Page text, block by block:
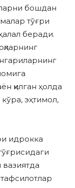
бошдан
тўғри
беради.
қилган ҳолда
эҳтимол,
идрокка